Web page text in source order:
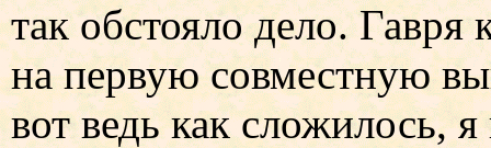
так обстояло дело.
на первую совместную
вот ведь как сложилось,